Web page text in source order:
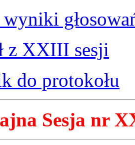
z XXIII sesji
do protokołu
Sesja nr